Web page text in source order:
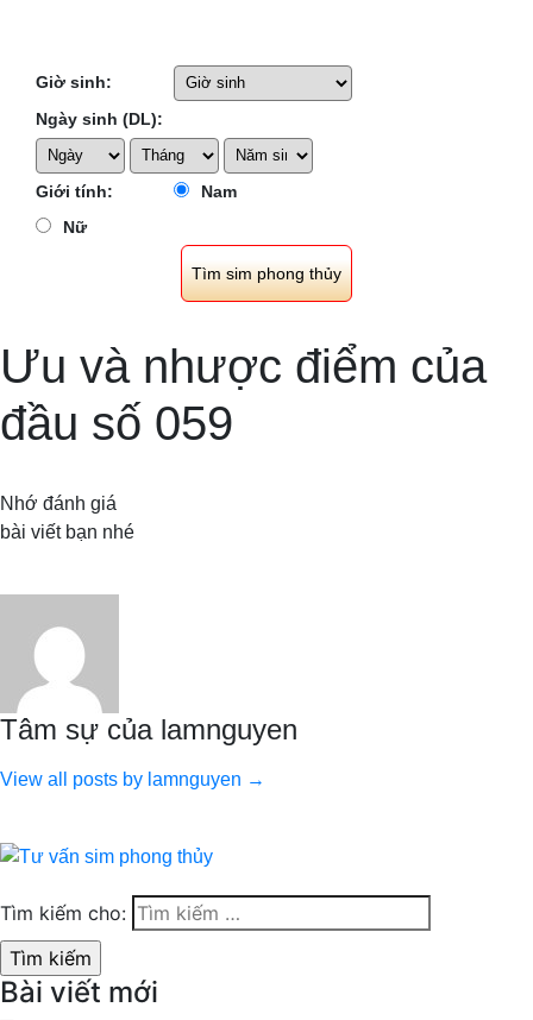
Giờ sinh:
Ngày sinh (DL):
Giới tính:
Nam
Nữ
Ưu và nhược điểm của
đầu số 059
Nhớ đánh giá
bài viết bạn nhé
Tâm sự của lamnguyen
View all posts by lamnguyen →
Tìm kiếm cho:
Bài viết mới